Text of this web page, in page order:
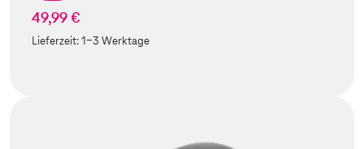
49,99 €
Lieferzeit:1-3 Werktage